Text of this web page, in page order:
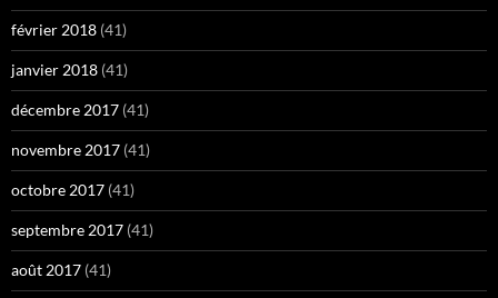
février 2018 (41)
janvier 2018 (41)
décembre 2017 (41)
novembre 2017 (41)
octobre 2017 (41)
septembre 2017 (41)
août 2017 (41)